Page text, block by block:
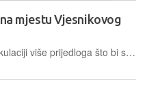
mjestu Vjesnikovog
Trenutno je u cirkulaciji više prijedloga što bi se moglo sagraditi na mjestu gdje se sada nalazi opožareni kostur bivšeg Vjesnikovog nebodera